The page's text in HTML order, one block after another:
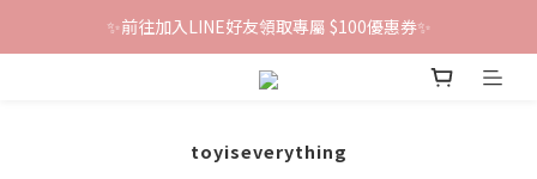
鐵粉群開張！限時加入贈100折價券🎀
✨前往加入LINE好友領取專屬 $100優惠券✨
鐵粉群開張！限時加入贈100折價券🎀
toyiseverything